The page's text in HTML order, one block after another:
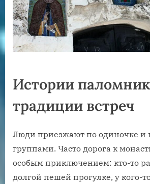
Истории
традиции встреч
Люди приезжают по одиночке и
группами. Часто дорога к
особым приключением: кто-то
долгой пешей прогулке, у кого-